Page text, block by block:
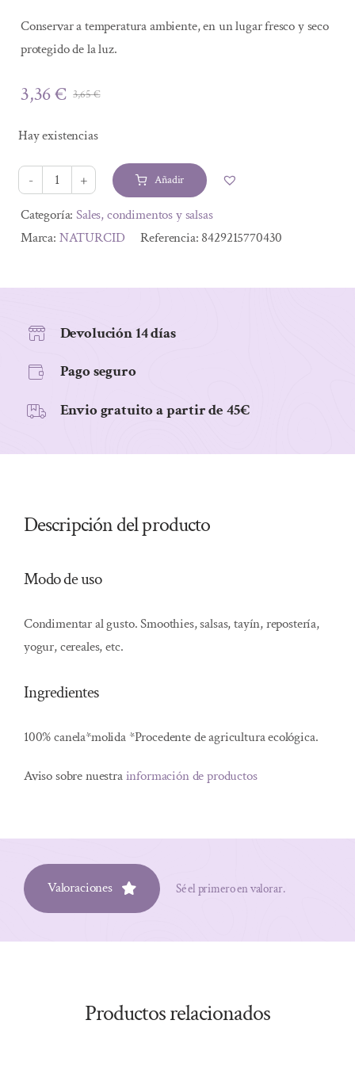
Conservar a temperatura ambiente, en un lugar fresco y seco
protegido de la luz.
3,65€El
era:
3,65 €.
3,36€
El
es:
3,36 €.
Hay existencias
CANELA
CEYLAN
MOLIDA
cantidad
Añadir
Alternative:
Categoría:Sales, condimentos y salsas
Marca: NATURCID Referencia: 8429215770430
Devolución 14 días
Pago seguro
Envio gratuito a partir de 45€
Descripción del producto
Modo de uso
Condimentar al gusto. Smoothies, salsas, tayín, repostería,
yogur, cereales, etc.
Ingredientes
100% canela*molida *Procedente de agricultura ecológica.
Aviso sobre nuestrainformación de productos
Valoraciones Sé el primero en valorar.
Productos relacionados